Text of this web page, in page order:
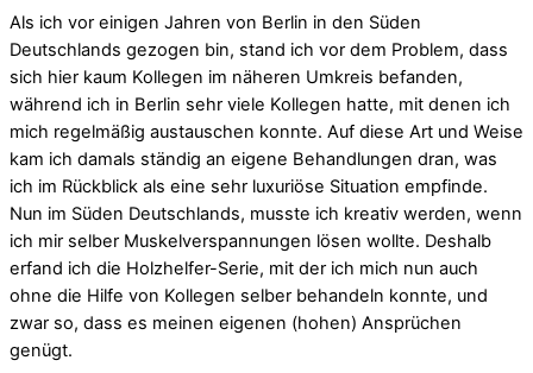
Als ich vor einigen Jahren von Berlin in den Süden
Deutschlands gezogen bin, stand ich vor dem Problem, dass
sich hier kaum Kollegen im näheren Umkreis befanden,
während ich in Berlin sehr viele Kollegen hatte, mit denen ich
mich regelmäßig austauschen konnte. Auf diese Art und Weise
kam ich damals ständig an eigene Behandlungen dran, was
ich im Rückblick als eine sehr luxuriöse Situation empfinde.
Nun im Süden Deutschlands, musste ich kreativ werden, wenn
ich mir selber Muskelverspannungen lösen wollte. Deshalb
erfand ich die Holzhelfer-Serie, mit der ich mich nun auch
ohne die Hilfe von Kollegen selber behandeln konnte, und
zwar so, dass es meinen eigenen (hohen) Ansprüchen
genügt.